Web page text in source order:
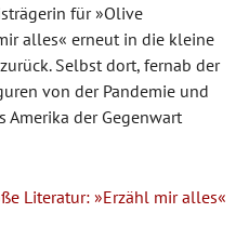
für »Olive
alles« erneut in die kleine
Selbst dort, fernab der
von der Pandemie und
Amerika der Gegenwart
Literatur: »Erzähl mir alles«